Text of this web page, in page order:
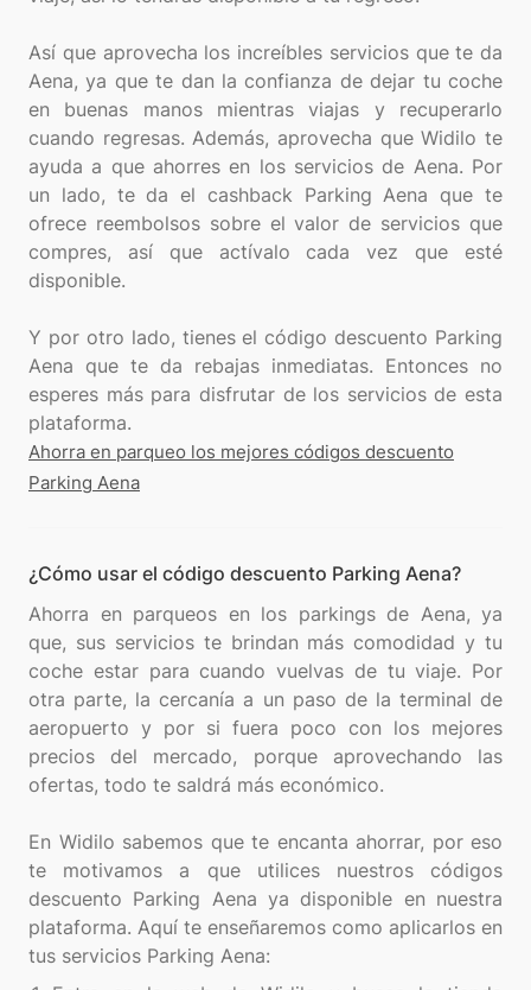
Así que aprovecha los increíbles servicios que te da
Aena, ya que te dan la confianza de dejar tu coche
en buenas manos mientras viajas y recuperarlo
cuando regresas. Además, aprovecha que Widilo te
ayuda a que ahorres en los servicios de Aena. Por
un lado, te da el cashback Parking Aena que te
ofrece reembolsos sobre el valor de servicios que
compres, así que actívalo cada vez que esté
disponible.
Y por otro lado, tienes el código descuento Parking
Aena que te da rebajas inmediatas. Entonces no
esperes más para disfrutar de los servicios de esta
Ahorra en parqueo los mejores códigos descuento
Parking Aena
¿Cómo usar el código descuento Parking Aena?
Ahorra en parqueos en los parkings de Aena, ya
que, sus servicios te brindan más comodidad y tu
coche estar para cuando vuelvas de tu viaje. Por
otra parte, la cercanía a un paso de la terminal de
aeropuerto y por si fuera poco con los mejores
precios del mercado, porque aprovechando las
ofertas, todo te saldrá más económico.
En Widilo sabemos que te encanta ahorrar, por eso
te motivamos a que utilices nuestros códigos
descuento Parking Aena ya disponible en nuestra
plataforma. Aquí te enseñaremos como aplicarlos en